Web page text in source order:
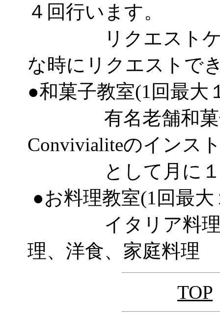
４回行います。
リクエストケー
な時にリクエストで
●和菓子教室(1回最大
有名老舗和菓子
Convivialiteのインス
として月に１～
●お料理教室(1回最大
イタリア料理、
理、洋食、家庭料理
TOP